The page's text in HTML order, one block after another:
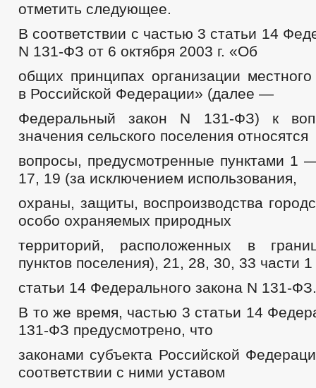
отметить следующее.
В соответствии с частью 3 статьи 14
N 131-ФЗ от 6 октября 2003 г. «Об
общих принципах организации
в Российской Федерации» (далее —
Федеральный закон N 131-ФЗ) к
значения сельского поселения относятся
вопросы, предусмотренные пунктами 1
17, 19 (за исключением использования,
охраны, защиты, воспроизводства
особо охраняемых природных
территорий, расположенных в
пунктов поселения), 21, 28, 30, 33 части 1
статьи 14 Федерального закона N 131-ФЗ.
В то же время, частью 3 статьи 14
131-ФЗ предусмотрено, что
законами субъекта Российской
соответствии с ними уставом